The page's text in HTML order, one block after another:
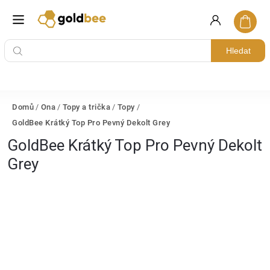
Hledat
Domů / Ona / Topy a trička / Topy /
GoldBee Krátký Top Pro Pevný Dekolt Grey
GoldBee Krátký Top Pro Pevný Dekolt
Grey